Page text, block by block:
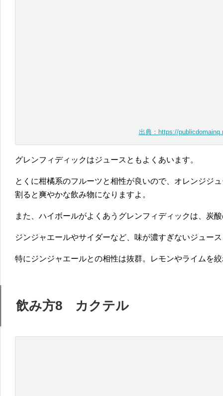
出典：https://
グレンフィディックはジュースともよくあいます。
とくに柑橘系のフルーツと相性が良いので、オレンジジ
割ると爽やかな飲み物になりますよ。
また、ハイボールがよくあうグレンフィディックは、炭
ジンジャエールやサイダーなど、味が濃すぎないジュー
特にジンジャエールとの相性は抜群。レモンやライムを
飲み方8 カクテル